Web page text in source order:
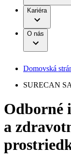
Terapie
B. Braun
Ochorenia
Služby pre
Naša kultúra
Vaša príležitosť
Médiá
Kontakt
Spoločnosť
Kariéra
O nás
Domovská
SURECAN
Odborné
a